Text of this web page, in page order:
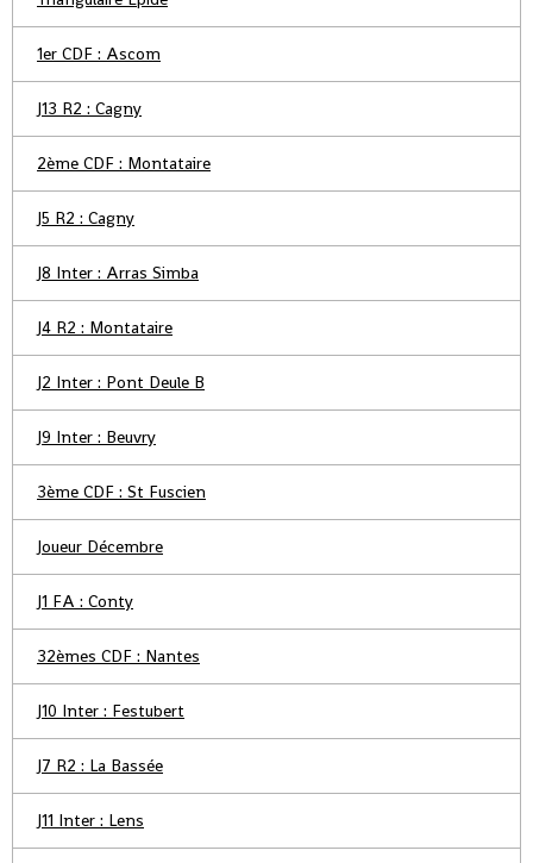
1er CDF : Ascom
J13 R2 : Cagny
2ème CDF : Montataire
J5 R2 : Cagny
J8 Inter : Arras Simba
J4 R2 : Montataire
J2 Inter : Pont Deule B
J9 Inter : Beuvry
3ème CDF : St Fuscien
Joueur Décembre
J1 FA : Conty
32èmes CDF : Nantes
J10 Inter : Festubert
J7 R2 : La Bassée
J11 Inter : Lens